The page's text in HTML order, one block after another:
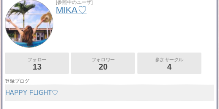
[参照中のユーザ]
MIKA♡
フォロー
13
フォロワー
20
参加サークル
4
登録ブログ
HAPPY FLIGHT♡